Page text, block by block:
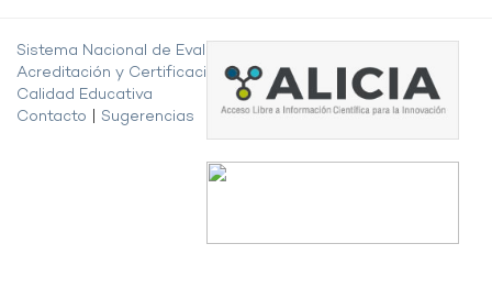
Sistema Nacional de Evaluación,
Acreditación y Certificación de la
Calidad Educativa
Contacto
Sugerencias